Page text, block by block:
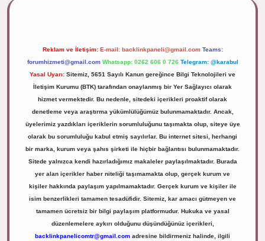
Reklam ve İletişim: E-mail: backlinkpaneli@gmail.com Teams:
forumhizmeti@gmail.com Whatsapp: 0262 606 0 726 Telegram: @karabul
Yasal Uyarı: Sitemiz, 5651 Sayılı Kanun gereğince Bilgi Teknolojileri ve
İletişim Kurumu (BTK) tarafından onaylanmış bir Yer Sağlayıcı olarak
hizmet vermektedir. Bu nedenle, sitedeki içerikleri proaktif olarak
denetleme veya araştırma yükümlülüğümüz bulunmamaktadır. Ancak,
üyelerimiz yazdıkları içeriklerin sorumluluğunu taşımakta olup, siteye üye
olarak bu sorumluluğu kabul etmiş sayılırlar. Bu internet sitesi, herhangi
bir marka, kurum veya şahıs şirketi ile hiçbir bağlantısı bulunmamaktadır.
Sitede yalnızca kendi hazırladığımız makaleler paylaşılmaktadır. Burada
yer alan içerikler haber niteliği taşımamakta olup, gerçek kurum ve
kişiler hakkında paylaşım yapılmamaktadır. Gerçek kurum ve kişiler ile
isim benzerlikleri tamamen tesadüfidir. Sitemiz, kar amacı gütmeyen ve
tamamen ücretsiz bir bilgi paylaşım platformudur. Hukuka ve yasal
düzenlemelere aykırı olduğunu düşündüğünüz içerikleri,
backlinkpanelicomtr@gmail.com adresine bildirmeniz halinde, ilgili